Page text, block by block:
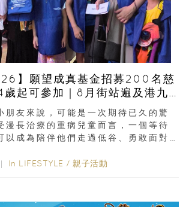
】願望成真基金招募200名慈
起可參加｜8月街站遍及港九
朋友來說，可能是一次期待已久的驚
漫長治療的重病兒童而言，一個等待
以成為陪伴他們走過低谷、勇敢面對
In LIFESTYLE / 親子活動